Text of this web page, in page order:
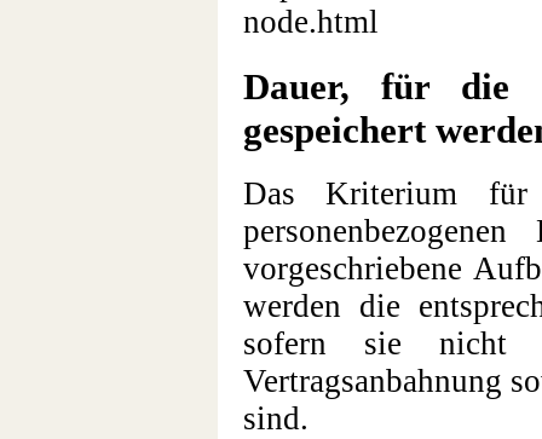
node.html
Dauer, für die
gespeichert
Das Kriterium für
vorgeschriebene
werden die
sofern sie nicht
Vertragsanbahnung
sind.